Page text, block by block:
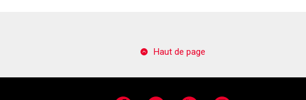
Haut de page